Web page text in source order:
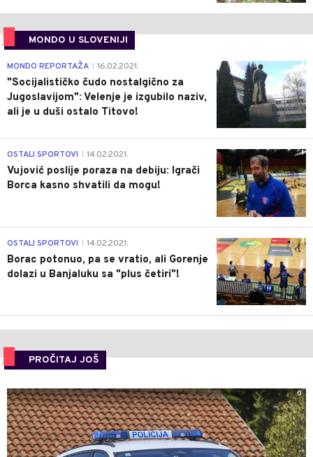
MONDO U SLOVENIJI
4
MONDO REPORTAŽA 16.02.2021.
"Socijalističko čudo nostalgično za
Jugoslavijom": Velenje je izgubilo naziv,
ali je u duši ostalo Titovo!
1
OSTALI SPORTOVI 14.02.2021.
Vujović poslije poraza na debiju: Igrači
Borca kasno shvatili da mogu!
3
OSTALI SPORTOVI 14.02.2021.
Borac potonuo, pa se vratio, ali Gorenje
dolazi u Banjaluku sa "plus četiri"!
PROČITAJ JOŠ
0